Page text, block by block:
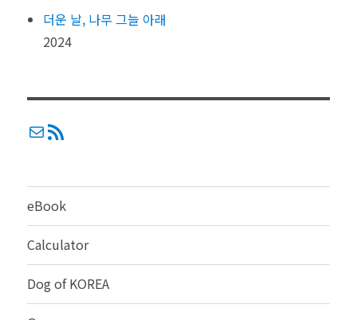
더운 날, 나무 그늘 아래
2024
메일RSS
eBook
Calculator
Dog of KOREA